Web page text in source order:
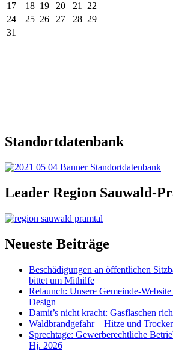
17 18 19 20 21 22
24
25 26 27 28 29
31
Standortdatenbank
Leader Region Sauwald-
Neueste Beiträge
Beschädigungen an öffentlichen
bittet um Mithilfe
Relaunch: Unsere Gemeinde-
Design
Damit’s nicht kracht: Gasflaschen
Waldbrandgefahr – Hitze und
Sprechtage: Gewerberechtliche
Hj. 2026